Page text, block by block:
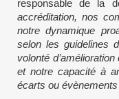
responsable de la
accréditation, nos
notre dynamique
selon les guidelines
volonté
et notre capacité à
écarts ou